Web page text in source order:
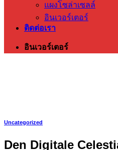
แผงโซล่าเซลล์
อินเวอร์เตอร์
ติดต่อเรา
อินเวอร์เตอร์
Uncategorized
Den Digitale